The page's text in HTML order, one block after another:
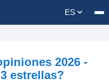
ES
2026 -
estrellas?